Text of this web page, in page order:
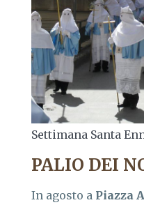
Settimana Santa
PALIO DEI
In agosto a Piazza